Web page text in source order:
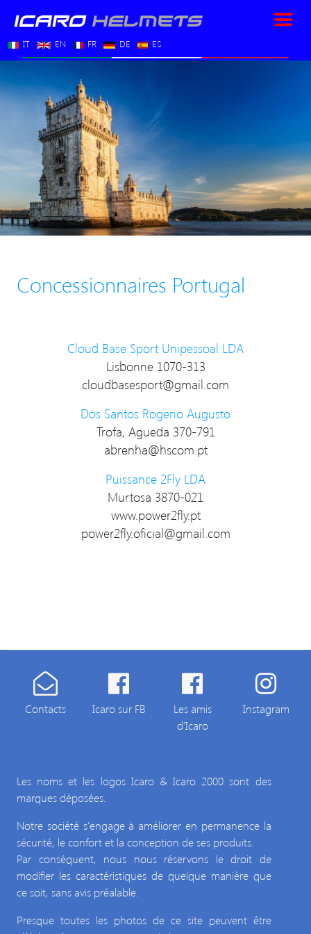
IT EN FR DE ES
Concessionnaires Portugal
Cloud Base Sport Unipessoal LDA
Lisbonne 1070-313
cloudbasesport@gmail.com
Dos Santos Rogerio Augusto
Trofa, Agueda 370-791
abrenha@hscom.pt
Puissance 2Fly LDA
Murtosa 3870-021
www.power2fly.pt
power2fly.oficial@gmail.com
Contacts Icaro sur FB
Les amis
d'Icaro
Instagram
Les noms et les logos Icaro & Icaro 2000 sont des
marques déposées.
Notre société s'engage à améliorer en permanence la
sécurité, le confort et la conception de ses produits.
Par conséquent, nous nous réservons le droit de
modifier les caractéristiques de quelque manière que
ce soit, sans avis préalable.
Presque toutes les photos de ce site peuvent être